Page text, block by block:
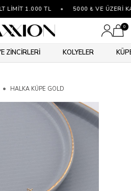
LİMİT 1.000 TL 5000 ₺ VE ÜZERİ
0
ZİNCİRLERİ KOLYELER
HALKA KÜPE GOLD